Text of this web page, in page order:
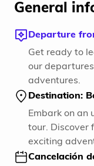
General
Departure
Get ready to
our
adventures.
Destination:
Embark on an
tour. Discover
exciting
Cancelación